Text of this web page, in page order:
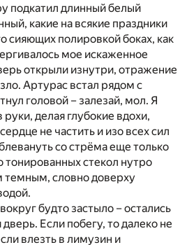
подкатил длинный белый
какие на всякие праздники
сияющих полировкой боках, как
мое искаженное
открыли изнутри, отражение
Артурас встал рядом с
головой – залезай, мол. Я
руки, делая глубокие вдохи,
не частить и изо всех сил
со стрёма еще только
тонированных стекол нутро
темным, словно доверху
будто застыло – остались
дверь. Если побегу, то далеко не
влезть в лимузин и